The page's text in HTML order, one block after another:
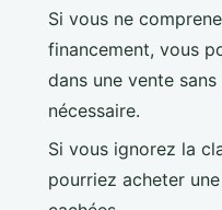
Si vous ne
financement, vous
dans une vente
nécessaire.
Si vous ignorez la
pourriez acheter